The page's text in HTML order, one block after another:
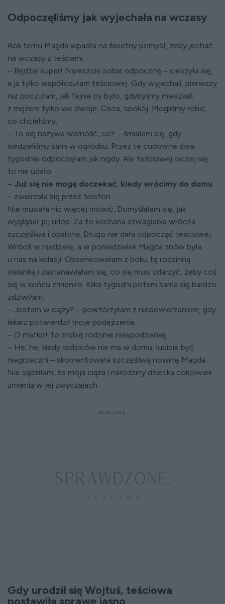
Odpoczęliśmy jak wyjechała na wczasy
Rok temu Magda wpadła na świetny pomysł, żeby jechać
na wczasy z teściami.
– Będzie super! Nareszcie sobie odpocznę – cieszyła się,
a ja tylko współczułam teściowej. Gdy wyjechali, pierwszy
raz poczułam, jak fajnie by było, gdybyśmy mieszkali
z mężem tylko we dwoje. Cisza, spokój. Mogliśmy robić,
co chcieliśmy.
– To się nazywa wolność, co? – śmiałam się, gdy
siedzieliśmy sami w ogródku. Przez te cudowne dwa
tygodnie odpoczęłam jak nigdy. Ale teściowej raczej się
to nie udało.
– Już się nie mogę doczekać, kiedy wrócimy do domu
– zwierzała się przez telefon.
Nie musiała nic więcej mówić. Domyślałam się, jak
wyglądał jej urlop. Za to kochana szwagierka wróciła
szczęśliwa i opalona. Długo nie dała odpocząć teściowej.
Wrócili w niedzielę, a w poniedziałek Magda znów była
u nas na kolacji. Obserwowałam z boku tę rodzinną
sielankę i zastanawiałam się, co się musi zdarzyć, żeby coś
się w końcu zmieniło. Kilka tygodni potem sama się bardzo
zdziwiłam.
– Jestem w ciąży? – powtórzyłam z niedowierzaniem, gdy
lekarz potwierdził moje podejrzenia.
– O matko! To zrobię rodzinie niespodziankę.
– He, he, kiedy rodziców nie ma w domu, lubicie być
niegrzeczni – skomentowała szczęśliwą nowinę Magda.
Nie sądziłam, że moja ciąża i narodziny dziecka cokolwiek
zmienią w jej zwyczajach.
Gdy urodził się Wojtuś, teściowa